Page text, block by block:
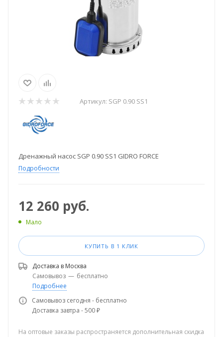
Артикул: SGP 0.90 SS1
Дренажный насос SGP 0.90 SS1 GIDRO FORCE
Подробности
12 260 руб.
Мало
КУПИТЬ В 1 КЛИК
Доставка в Москва
Самовывоз — бесплатно
Подробнее
Самовывоз сегодня - бесплатно
Доставка завтра - 500 ₽
На оптовые заказы распространяется дополнительная скидка